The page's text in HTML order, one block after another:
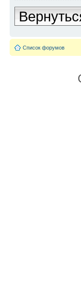
Список форумов